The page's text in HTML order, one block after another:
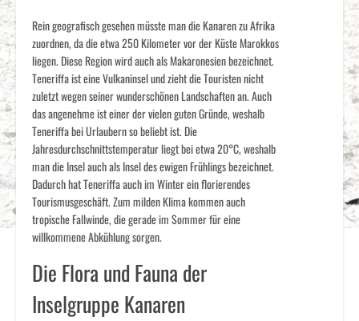
Rein geografisch gesehen müsste man die Kanaren zu Afrika
zuordnen, da die etwa 250 Kilometer vor der Küste Marokkos
liegen. Diese Region wird auch als Makaronesien bezeichnet.
Teneriffa ist eine Vulkaninsel und zieht die Touristen nicht
zuletzt wegen seiner wunderschönen Landschaften an. Auch
das angenehme ist einer der vielen guten Gründe, weshalb
Teneriffa bei Urlaubern so beliebt ist. Die
Jahresdurchschnittstemperatur liegt bei etwa 20°C, weshalb
man die Insel auch als Insel des ewigen Frühlings bezeichnet.
Dadurch hat Teneriffa auch im Winter ein florierendes
Tourismusgeschäft. Zum milden Klima kommen auch
tropische Fallwinde, die gerade im Sommer für eine
willkommene Abkühlung sorgen.
Die Flora und Fauna der
Inselgruppe Kanaren